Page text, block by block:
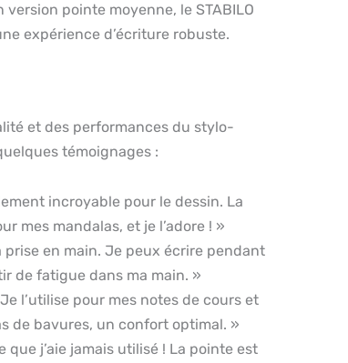
version pointe moyenne, le STABILO
expérience d’écriture robuste.
et des performances du stylo-
témoignages :
incroyable pour le dessin. La
mes mandalas, et je l’adore ! »
prise en main. Je peux écrire pendant
de fatigue dans ma main. »
l’utilise pour mes notes de cours et
de bavures, un confort optimal. »
j’aie jamais utilisé ! La pointe est